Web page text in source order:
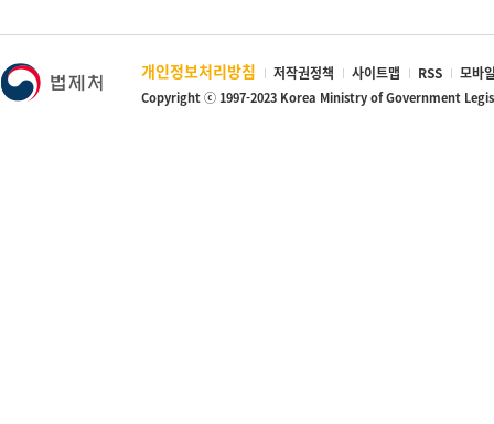
개인정보처리방침 저작권정책 사이트맵 RSS 모바
Copyright ⓒ 1997-2023 Korea Ministry of Government